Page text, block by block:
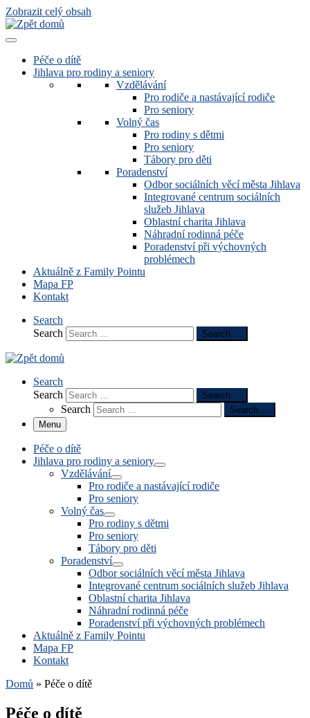
Zobrazit celý obsah
Péče o dítě
Jihlava pro rodiny a seniory
Vzdělávání
Pro rodiče a nastávající rodiče
Pro seniory
Volný čas
Pro rodiny s dětmi
Pro seniory
Tábory pro děti
Poradenství
Odbor sociálních věcí města Jihlava
Integrované centrum sociálních
služeb Jihlava
Oblastní charita Jihlava
Náhradní rodinná péče
Poradenství při výchovných
problémech
Aktuálně z Family Pointu
Mapa FP
Kontakt
Search
Search
Search …
Search
Search
Search …
Search
Search …
Menu
Péče o dítě
Jihlava pro rodiny a seniory
Vzdělávání
Pro rodiče a nastávající rodiče
Pro seniory
Volný čas
Pro rodiny s dětmi
Pro seniory
Tábory pro děti
Poradenství
Odbor sociálních věcí města Jihlava
Integrované centrum sociálních služeb Jihlava
Oblastní charita Jihlava
Náhradní rodinná péče
Poradenství při výchovných problémech
Aktuálně z Family Pointu
Mapa FP
Kontakt
Domů » Péče o dítě
Péče o dítě